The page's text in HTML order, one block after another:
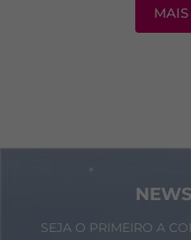
SEJA O PRIMEIRO A